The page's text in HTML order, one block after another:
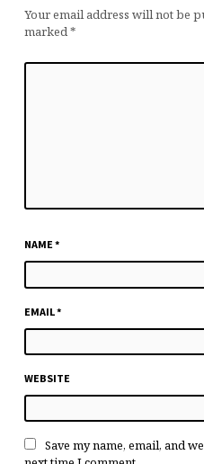
Your email address will not be
marked*
NAME*
EMAIL*
WEBSITE
Save my name, email, and